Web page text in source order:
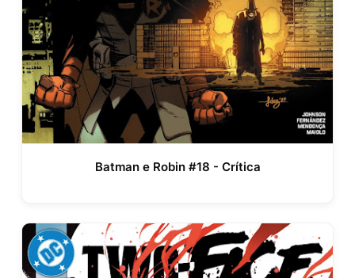
Batman e Robin #18 - Crítica